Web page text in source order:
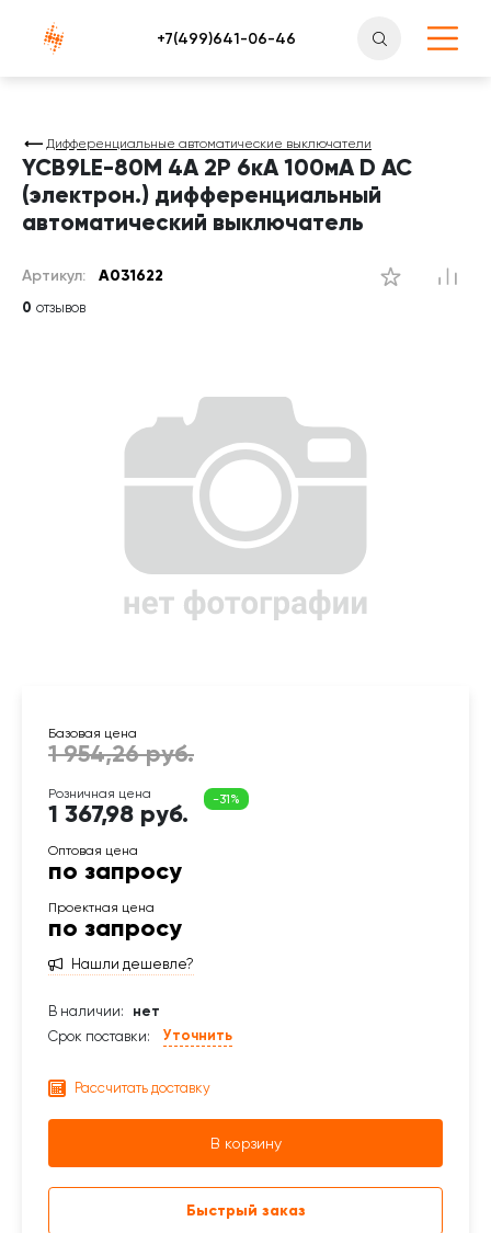
Атлантснаб
Дифференциальные автоматические выключатели
YCB9LE-80M 4А 2P 6кА 100мА D AC
(электрон.) дифференциальный
автоматический выключатель
Артикул: A031622
1 367,98 руб.
по запросу
по запросу
Нашли дешевле?
В наличии:
нет
Срок поставки:
Уточнить
Рассчитать доставку
В корзину
Быстрый заказ